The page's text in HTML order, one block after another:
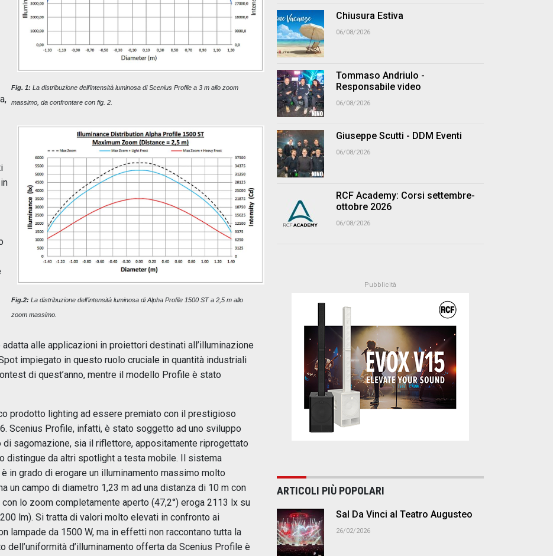
Fig. 1: La distribuzione dell’intensità luminosa di Scenius Profile a 3 m allo zoom
massimo, da confrontare con fig. 2.
Fig.2: La distribuzione dell’intensità luminosa di Alpha Profile 1500 ST a 2,5 m allo
zoom massimo.
alle applicazioni in proiettori destinati all’illuminazione
impiegato in questo ruolo cruciale in quantità industriali
di quest’anno, mentre il modello Profile è stato
prodotto lighting ad essere premiato con il prestigioso
Scenius Profile, infatti, è stato soggetto ad uno sviluppo
di sagomazione, sia il riflettore, appositamente riprogettato
distingue da altri spotlight a testa mobile. Il sistema
in grado di erogare un illuminamento massimo molto
un campo di diametro 1,23 m ad una distanza di 10 m con
lo zoom completamente aperto (47,2°) eroga 2113 lx su
lm). Si tratta di valori molto elevati in confronto ai
lampade da 1500 W, ma in effetti non raccontano tutta la
dell’uniformità d’illuminamento offerta da Scenius Profile è
Chiusura Estiva
06/08/2026
Tommaso Andriulo -
Responsabile video
06/08/2026
Giuseppe Scutti - DDM Eventi
06/08/2026
RCF Academy: Corsi settembre-
ottobre 2026
06/08/2026
ARTICOLI PIÙ POPOLARI
Sal Da Vinci al Teatro Augusteo
26/02/2026